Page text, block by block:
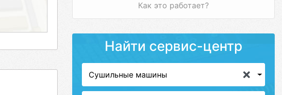
Как это работает?
Найти сервис-центр
Сушильные машины